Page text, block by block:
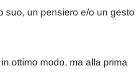
suo, un pensiero e/o un gesto
ottimo modo, ma alla prima